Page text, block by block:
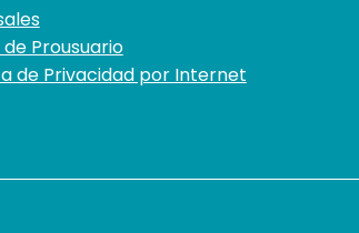
Prousuario
de Privacidad por Internet